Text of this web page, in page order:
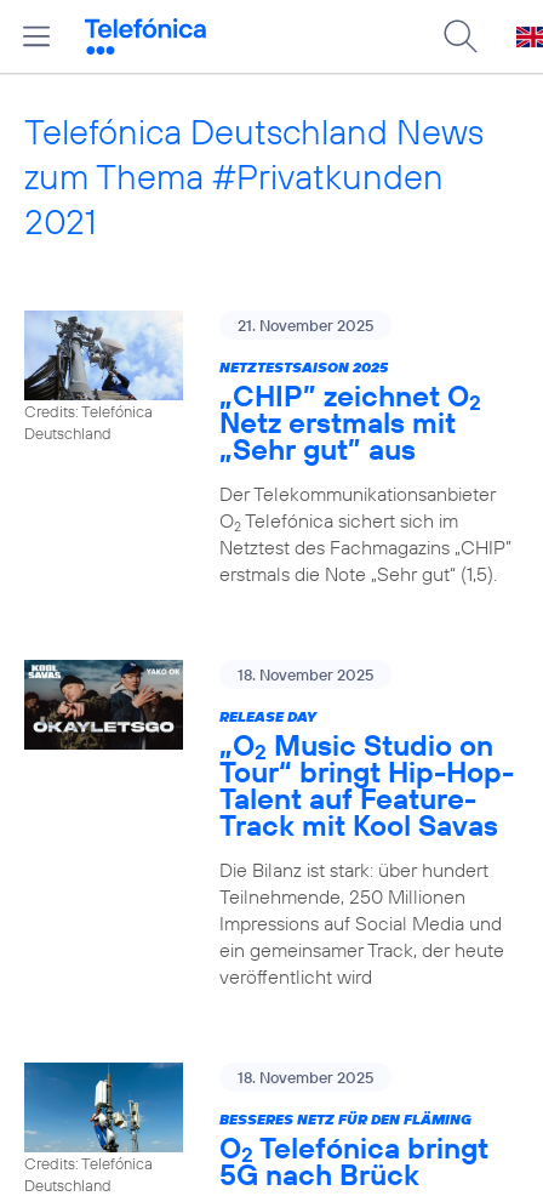
Telefónica Deutschland News
zum Thema #Privatkunden
2021
Credits: Telefónica
Deutschland
21. November 2025
NETZTESTSAISON 2025
„CHIP” zeichnet O2
Netz erstmals mit
„Sehr gut” aus
Der Telekommunikationsanbieter
O2Telefónica sichert sich im
Netztest des Fachmagazins „CHIP”
erstmals die Note „Sehr gut“ (1,5).
18. November 2025
RELEASE DAY
„O2 Music Studio on
Tour“ bringt Hip-Hop-
Talent auf Feature-
Track mit Kool Savas
Die Bilanz ist stark: über hundert
Teilnehmende, 250 Millionen
Impressions auf Social Media und
ein gemeinsamer Track, der heute
veröffentlicht wird
Credits: Telefónica
Deutschland
18. November 2025
BESSERES NETZ FÜR DEN FLÄMING
O2 Telefónica bringt
5G nach Brück